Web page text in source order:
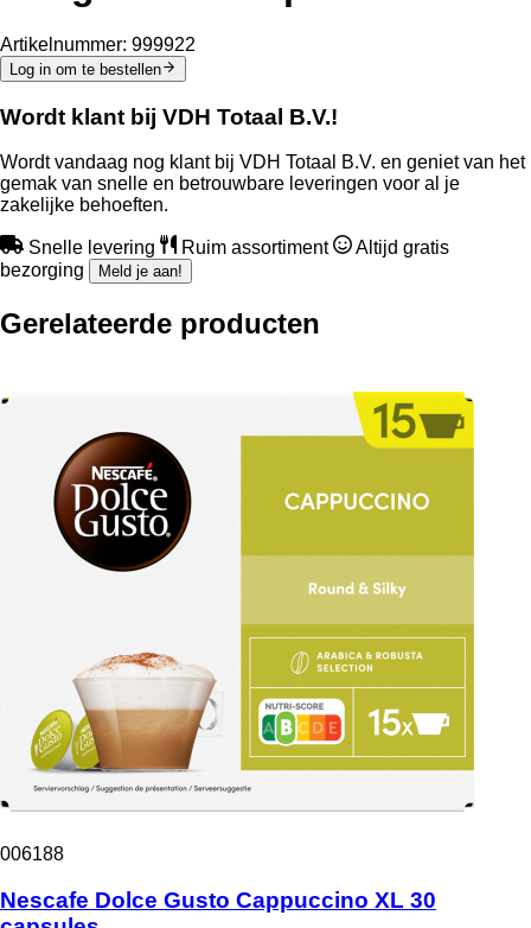
Artikelnummer: 999922
Log in om te bestellen
Wordt klant bij VDH Totaal B.V.!
Wordt vandaag nog klant bij VDH Totaal B.V. en geniet van het
gemak van snelle en betrouwbare leveringen voor al je
zakelijke behoeften.
Snelle levering Ruim assortiment
Altijd gratis
bezorging
Meld je aan!
Gerelateerde producten
006188
Nescafe Dolce Gusto Cappuccino XL 30